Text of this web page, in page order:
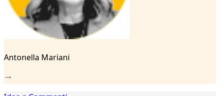
Antonella Mariani